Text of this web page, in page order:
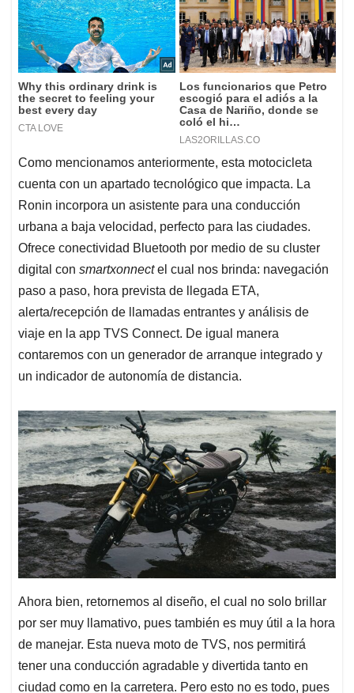
Como mencionamos anteriormente, esta motocicleta
cuenta con un apartado tecnológico que impacta. La
Ronin incorpora un asistente para una conducción
urbana a baja velocidad, perfecto para las ciudades.
Ofrece conectividad Bluetooth por medio de su cluster
digital con smartxonnectel cual nos brinda: navegación
paso a paso, hora prevista de llegada ETA,
alerta/recepción de llamadas entrantes y análisis de
viaje en la app TVS Connect. De igual manera
contaremos con un generador de arranque integrado y
un indicador de autonomía de distancia.
Ahora bien, retornemos al diseño, el cual no solo brillar
por ser muy llamativo, pues también es muy útil a la hora
de manejar. Esta nueva moto de TVS, nos permitirá
tener una conducción agradable y divertida tanto en
ciudad como en la carretera. Pero esto no es todo, pues